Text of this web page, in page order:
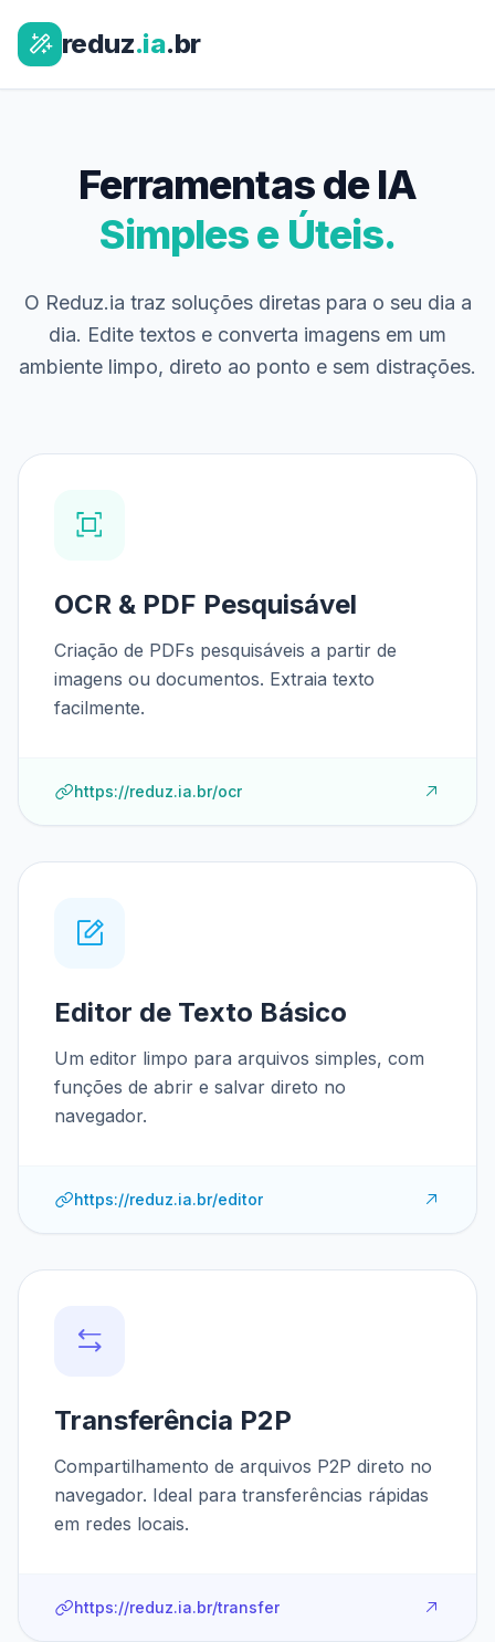
reduz.ia.br
Ferramentas de IA
Simples e Úteis.
O Reduz.ia traz soluções diretas para o seu dia a
dia. Edite textos e converta imagens em um
ambiente limpo, direto ao ponto e sem distrações.
OCR & PDF Pesquisável
Criação de PDFs pesquisáveis a partir de
imagens ou documentos. Extraia texto
facilmente.
https://reduz.ia.br/ocr
Editor de Texto Básico
Um editor limpo para arquivos simples, com
funções de abrir e salvar direto no
navegador.
https://reduz.ia.br/editor
Transferência P2P
Compartilhamento de arquivos P2P direto no
navegador. Ideal para transferências rápidas
em redes locais.
https://reduz.ia.br/transfer